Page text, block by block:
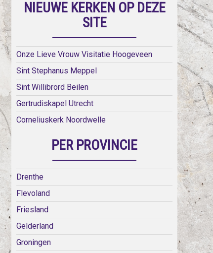
NIEUWE KERKEN OP DEZE
SITE
Onze Lieve Vrouw Visitatie Hoogeveen
Sint Stephanus Meppel
Sint Willibrord Beilen
Gertrudiskapel Utrecht
Corneliuskerk Noordwelle
PER PROVINCIE
Drenthe
Flevoland
Friesland
Gelderland
Groningen